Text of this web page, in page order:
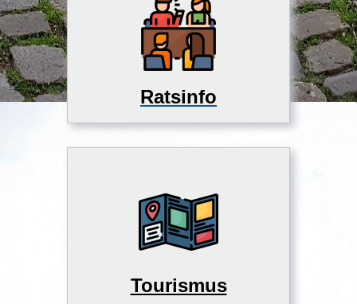
Ratsinfo
Tourismus